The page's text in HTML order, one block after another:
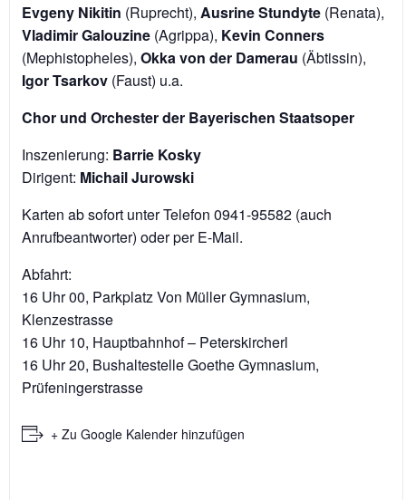
Evgeny Nikitin (Ruprecht), Ausrine Stundyte(Renata),
Vladimir Galouzine(Agrippa), Kevin Conners
(Mephistopheles), Okka von der Damerau (Äbtissin),
Igor Tsarkov(Faust) u.a.
Chor und Orchester der Bayerischen Staatsoper
Inszenierung: Barrie Kosky
Dirigent: Michail Jurowski
Karten ab sofort unter Telefon 0941-95582 (auch
Anrufbeantworter) oder per E-Mail.
Abfahrt:
16 Uhr 00, Parkplatz Von Müller Gymnasium,
Klenzestrasse
16 Uhr 10, Hauptbahnhof – Peterskircherl
16 Uhr 20, Bushaltestelle Goethe Gymnasium,
Prüfeningerstrasse
+ Zu Google Kalender hinzufügen